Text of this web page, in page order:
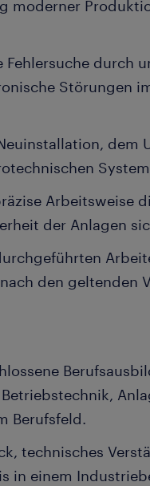
moderner
Fehlersuche durch
Störungen
dem
Arbeitsweise
der Anlagen
den geltenden
Berufsfeld.
technisches
in einem